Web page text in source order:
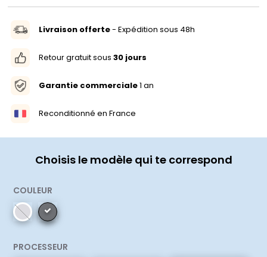
Livraison offerte- Expédition sous 48h
Retour gratuit sous 30 jours
Garantie commerciale1 an
Reconditionné en France
Choisis le modèle qui te correspond
COULEUR
PROCESSEUR